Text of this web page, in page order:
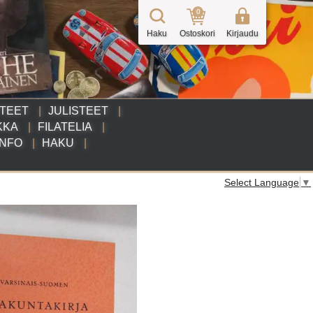
JULISTEET
FILATELIA
HAKU
Haku
0
Ostoskori Kirjaudu
Select Language ▼